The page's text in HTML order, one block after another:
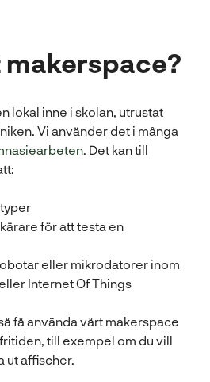
makerspace?
lokal inne i skolan, utrustat
Vi använder det i många
. Det kan till
för att testa en
eller mikrodatorer inom
Internet Of Things
få använda vårt makerspace
till exempel om du vill
ut affischer.